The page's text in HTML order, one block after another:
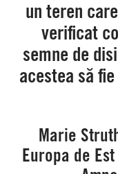
un teren
verificat
semne de
acestea să
Marie
Europa de